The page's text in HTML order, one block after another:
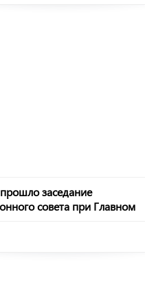
заседание
совета при Главном